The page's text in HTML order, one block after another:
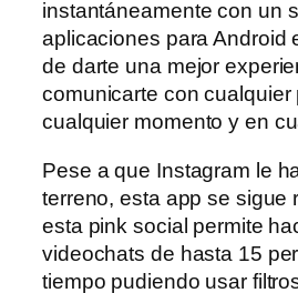
instantáneamente con un
aplicaciones para Android
de darte una mejor
comunicarte con cualquier
cualquier momento y en
Pese a que Instagram le
terreno, esta app se sigue
esta pink social permite
videochats de hasta 15
tiempo pudiendo usar